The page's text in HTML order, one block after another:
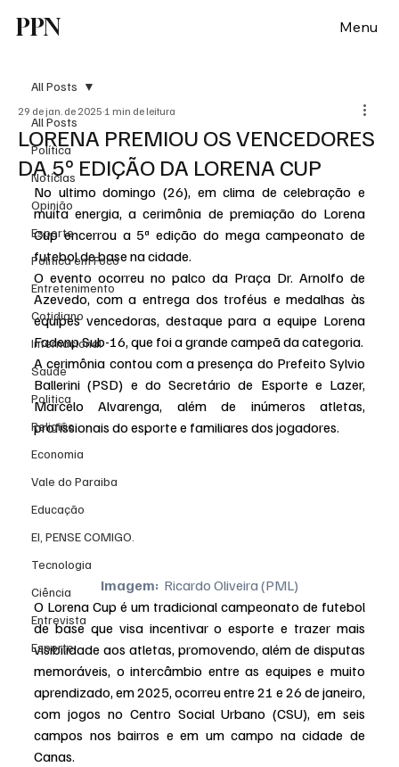
PPN Menu
All Posts
Política
Notícias
Opinião
Esporte
Politica em Foco
Entretenimento
Cotidiano
Internacional
Saúde
Politica
Religião
Economia
Vale do Paraiba
Educação
EI, PENSE COMIGO.
Tecnologia
Ciência
Entrevista
Esporte
All Posts
LORENA PREMIOU OS VENCEDORES
DA 5º EDIÇÃO DA LORENA CUP
29 de jan. de 2025 1 min de leitura
No ultimo domingo (26), em clima de celebração e
muita energia, a cerimônia de premiação do Lorena
Cup encerrou a 5ª edição do mega campeonato de
futebol de base na cidade.
O evento ocorreu no palco da Praça Dr. Arnolfo de
Azevedo, com a entrega dos troféus e medalhas às
equipes vencedoras, destaque para a equipe Lorena
Fadenp Sub-16, que foi a grande campeã da categoria.
A cerimônia contou com a presença do Prefeito Sylvio
Ballerini (PSD) e do Secretário de Esporte e Lazer,
Marcelo Alvarenga, além de inúmeros atletas,
profissionais do esporte e familiares dos jogadores.
Imagem: Ricardo Oliveira (PML)
O Lorena Cup é um tradicional campeonato de futebol
de base que visa incentivar o esporte e trazer mais
visibilidade aos atletas, promovendo, além de disputas
memoráveis, o intercâmbio entre as equipes e muito
aprendizado, em 2025, ocorreu entre 21 e 26 de janeiro,
com jogos no Centro Social Urbano (CSU), em seis
campos nos bairros e em um campo na cidade de
Canas.